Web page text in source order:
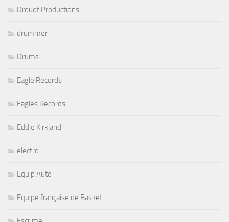
Drouot Productions
drummer
Drums
Eagle Records
Eagles Records
Eddie Kirkland
electro
Equip Auto
Equipe française de Basket